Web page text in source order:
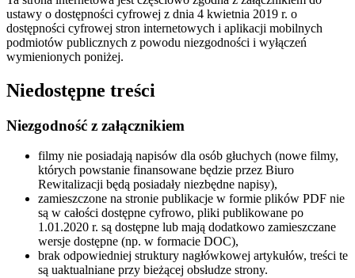
ustawy o dostępności cyfrowej z dnia 4 kwietnia 2019 r. o
dostępności cyfrowej stron internetowych i aplikacji mobilnych
podmiotów publicznych z powodu niezgodności i wyłączeń
wymienionych poniżej.
Niedostępne treści
Niezgodność z załącznikiem
filmy nie posiadają napisów dla osób głuchych (nowe filmy,
których powstanie finansowane będzie przez Biuro
Rewitalizacji będą posiadały niezbędne napisy),
zamieszczone na stronie publikacje w formie plików PDF nie
są w całości dostępne cyfrowo, pliki publikowane po
1.01.2020 r. są dostępne lub mają dodatkowo zamieszczane
wersje dostępne (np. w formacie DOC),
brak odpowiedniej struktury nagłówkowej artykułów, treści te
są uaktualniane przy bieżącej obsłudze strony.